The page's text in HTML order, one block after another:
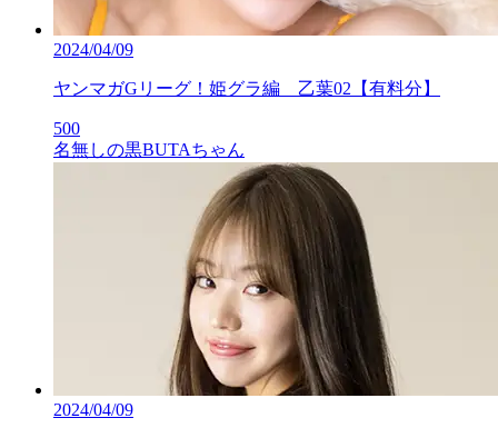
2024/04/09
ヤンマガGリーグ！姫グラ編 乙葉02【有料分】
500
名無しの黒BUTAちゃん
2024/04/09